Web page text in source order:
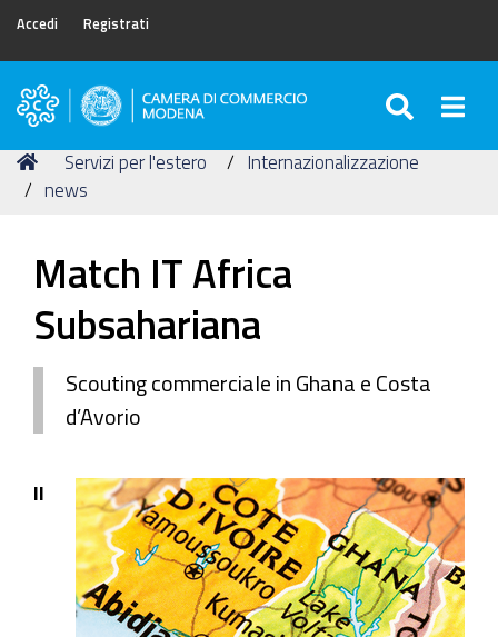
Accedi Registrati
Camera
Commercio
di
Tu
sei
Home
Servizi per l'estero
Internazionalizzazione
news
Match IT Africa
Subsahariana
Scouting commerciale in Ghana e Costa
d’Avorio
Il